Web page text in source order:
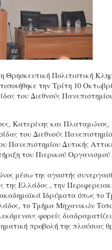
Θρησκευτική Πολιτιστική
την Τρίτη 10
του Διεθνούς
Κατερίνης και Πλαταμώνος,
του Διεθνούς
Δυτικής
του Πιερικού Οργανισμού
μέσω της αγαστής
Ελλάδος , την
Ιδρύματα όπως το
το Τμήμα Μηχανικών
φορείς
προβολή της πλούσιας